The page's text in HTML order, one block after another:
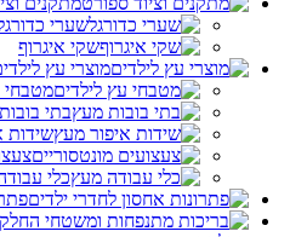
שערי
שקי איגרוף
מוצרי עץ
מטבחי
בתי
שידות
כלי